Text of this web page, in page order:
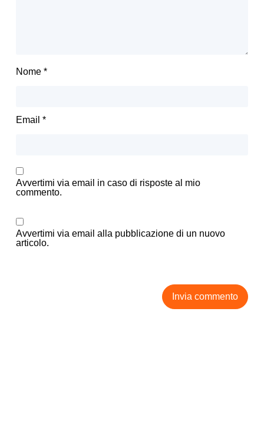
Nome *
Email *
Avvertimi via email in caso di risposte al mio
commento.
Avvertimi via email alla pubblicazione di un nuovo
articolo.